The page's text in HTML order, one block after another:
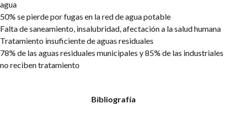
agua
50% se pierde por fugas en la red de agua potable
Falta de saneamiento, insalubridad, afectación a la salud humana
Tratamiento insuficiente de aguas residuales
78% de las aguas residuales municipales y 85% de las industriales
no reciben tratamiento
Bibliografía